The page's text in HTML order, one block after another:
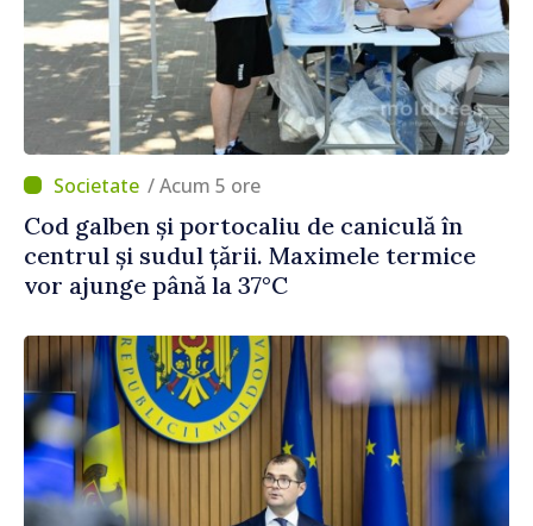
/ Acum 5 ore
Cod galben și portocaliu de caniculă în
centrul și sudul țării. Maximele termice
vor ajunge până la 37°C